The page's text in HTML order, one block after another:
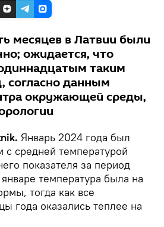
месяцев в Латвии были
ожидается, что
таким
согласно данным
окружающей среды,
Январь 2024 года был
средней температурой
показателя за период
температура была на
тогда как все
года оказались теплее на